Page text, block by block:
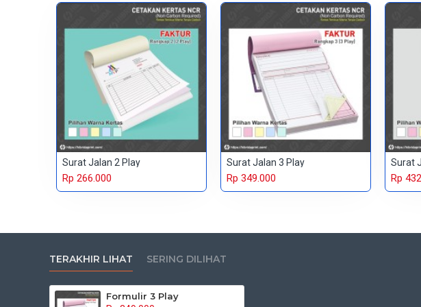
Surat Jalan 2 Play
Rp 266.000
Surat Jalan 3 Play
Rp 349.000
Surat
Rp
TERAKHIR LIHAT SERING DILIHAT
Formulir 3 Play